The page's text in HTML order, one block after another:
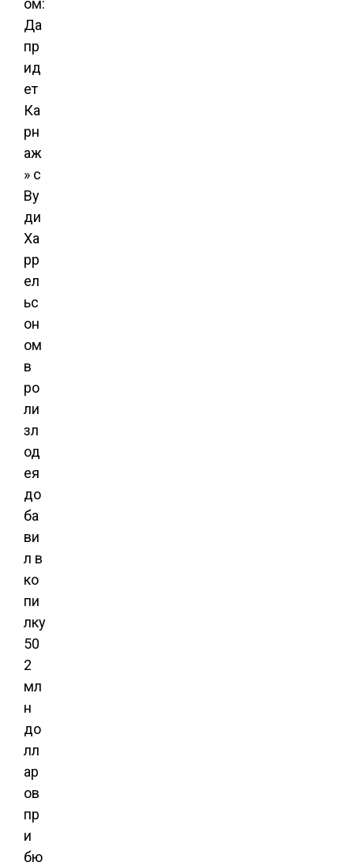
ом:
Да
пр
ид
ет
Ка
рн
аж
» с
Ву
ди
Ха
рр
ел
ьс
он
ом
в
ро
ли
зл
од
ея
до
ба
ви
л в
ко
пи
лку
50
2
мл
н
до
лл
ар
ов
пр
и
бю